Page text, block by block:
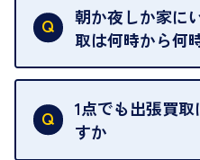
定のお店や、ほかの
えられるためです。
朝か夜しか家に
取は何時から何
ご訪問可能時間は、
ただし、お品物の種
ただくことがあります
1点でも出張買
すか